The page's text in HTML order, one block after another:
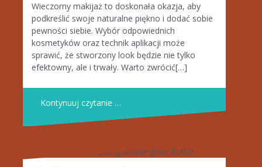
Wieczorny makijaż to doskonała okazja, aby
podkreślić swoje naturalne piękno i dodać sobie
pewności siebie. Wybór odpowiednich
kosmetyków oraz technik aplikacji może
sprawić, że stworzony look będzie nie tylko
efektowny, ale i trwały. Warto zwrócić[…]
Kontynuuj czytanie …